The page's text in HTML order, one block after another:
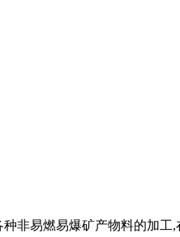
非易燃易爆矿产物料的加